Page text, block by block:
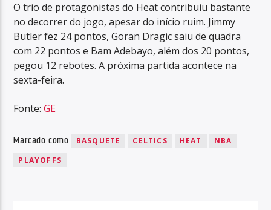
O trio de protagonistas do Heat contribuiu bastante
no decorrer do jogo, apesar do início ruim. Jimmy
Butler fez 24 pontos, Goran Dragic saiu de quadra
com 22 pontos e Bam Adebayo, além dos 20 pontos,
pegou 12 rebotes. A próxima partida acontece na
sexta-feira.
Fonte:GE
Marcado como BASQUETE CELTICS HEAT
NBA
PLAYOFFS